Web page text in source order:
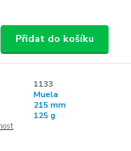
Přidat do košíku
1133
Muela
215 mm
125 g